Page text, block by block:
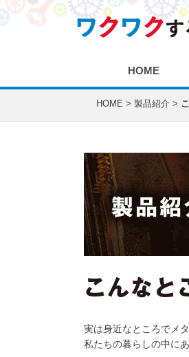
HOME
HOME > 製品紹介 >
実は身近なところでメ
私たちの暮らしの中に